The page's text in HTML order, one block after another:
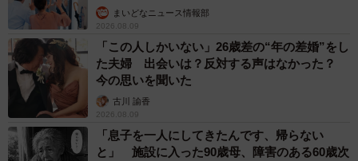
まいどなニュース情報部
2026.08.09
「この人しかいない」26歳差の“年の差婚”をし
た夫婦 出会いは？反対する声はなかった？
今の思いを聞いた
古川 諭香
2026.08.09
「息子を一人にしてきたんです、帰らない
と」 施設に入った90歳母、障害のある60歳次